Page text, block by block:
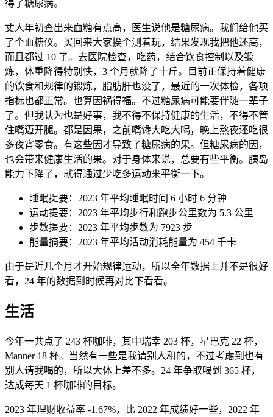
得了糖尿病。
丈人年初查出来血糖有点高，医生说他是糖尿病。我们给他买
了个血糖仪。买回来大家挨个测着玩，结果发现我把他还高，
而且都过 10 了。去医院检查，吃药，结合饮食控制以及锻
炼，体重降得特别快，3 个月就降了十斤。目前正保持着健康
的饮食和规律的锻炼，脂肪肝也没了，最近的一次体检，各项
指标也都正常。也算因祸得福。不过糖尿病可能要伴随一辈子
了。但我认为也是好事，我不得不保持健康的生活，不得不管
住嘴迈开腿。都是因果，之前嘴馋大吃大喝，晚上熬夜还吃很
多夜宵零食。有这些因才导致了糖尿病的果。但糖尿病的因，
也会带来健康生活的果。对于身体来说，总要有些平衡。胰岛
能力下降了，就得通过少吃多运动来平衡一下。
睡眠提要：2023 年平均睡眠时间 6 小时 6 分钟
运动提要：2023 年平均步行和跑步公里数为 5.3 公里
步数提要：2023 年平均步数为 7923 步
能量摘要：2023 年平均活动消耗能量为 454 千卡
由于是近几个月才开始规律运动，所以全年数据上并不是很好
看，24 年的数据到时候再对比下看看。
生活
今年一共点了 243 杯咖啡，其中瑞幸 203 杯，星巴克 22 杯，
Manner 18 杯。当然有一些是我请别人和的，不过考虑到也有
别人请我喝的，所以大体上差不多。24 年争取喝到 365 杯，
达成每天 1 杯咖啡的目标。
2023 年理财收益率 -1.67%，比 2022 年成绩好一些，2022 年